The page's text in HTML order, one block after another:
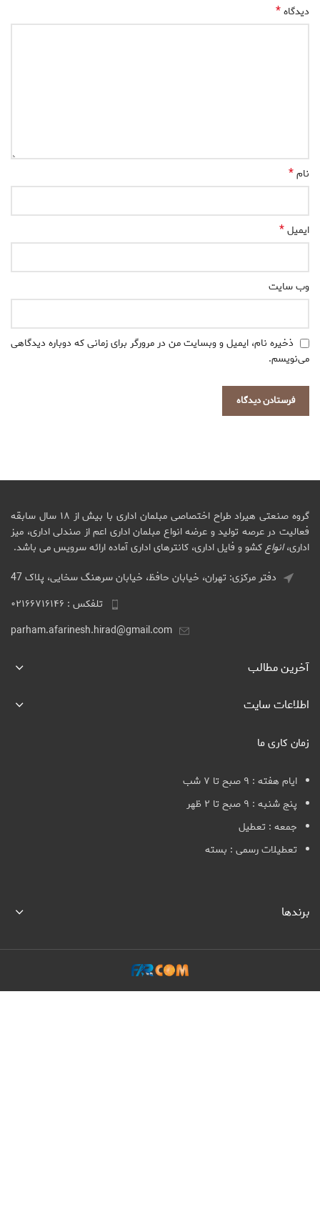
دیدگاه*
نام*
ایمیل*
وب‌ سایت
ذخیره نام، ایمیل و وبسایت من در مرورگر برای زمانی که دوباره دیدگاهی
می‌نویسم.
گروه صنعتی هیراد طراح اختصاصی مبلمان اداری با بیش از ۱۸ سال سابقه
فعالیت در عرصه تولید و عرضه انواع مبلمان اداری اعم از صندلی اداری، میز
اداری،انواعکشو و فایل اداری، کانترهای اداری آماده ارائه سرویس می باشد.
دفتر مرکزی: تهران، خیابان حافظ، خیابان سرهنگ سخایی، پلاک 47
تلفکس : ۰۲۱۶۶۷۱۶۱۴۶
parham.afarinesh.hirad@gmail.com
آخرین مطالب
اطلاعات سایت
زمان کاری ما
ایام هفته : ۹ صبح تا ۷ شب
پنج شنبه : ۹ صبح تا ۲ ظهر
جمعه : تعطیل
تعطیلات رسمی : بسته
برندها